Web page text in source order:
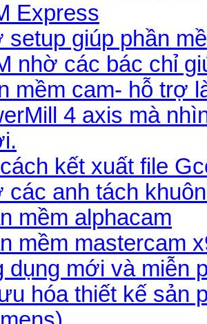
Express
setup giúp phần
nhờ các bác chỉ
mềm cam- hỗ trợ
4 axis mà
kết xuất file
các anh tách
mềm alphacam
mềm mastercam
dụng mới và miễn
hóa thiết kế sản